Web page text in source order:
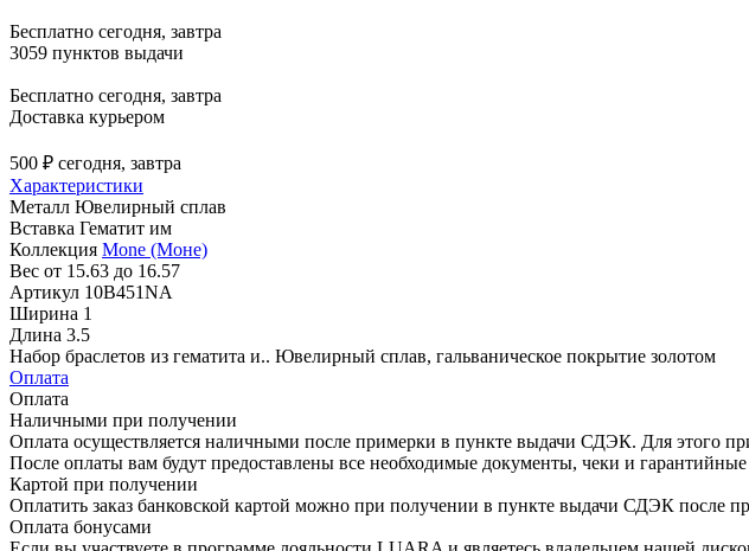
Бесплатно сегодня, завтра
3059 пунктов выдачи
Бесплатно сегодня, завтра
Доставка курьером
500 ₽ сегодня, завтра
Характеристики
Металл Ювелирный сплав
Вставка Гематит им
Коллекция Mone (Моне)
Вес от 15.63 до 16.57
Артикул 10B451NA
Ширина 1
Длина 3.5
Набор браслетов из гематита и.. Ювелирный сплав, гальваническое покрытие золотом
Оплата
Оплата
Наличными при получении
Оплата осуществляется наличными после примерки в пункте выдачи СДЭК. Для этого
После оплаты вам будут предоставлены все необходимые документы, чеки и
Картой при получении
Оплатить заказ банковской картой можно при получении в пункте выдачи СДЭК после
Оплата бонусами